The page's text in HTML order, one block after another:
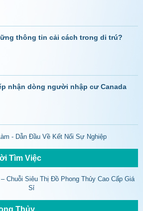
thông tin cải cách trong di trú?
nhận dòng người nhập cư Canada
Tìm Việc